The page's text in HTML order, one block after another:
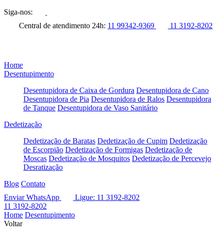
Siga-nos:
Central de atendimento 24h: 11 99342-9369 11 3192-8202
Home
Desentupimento
Desentupidora de Caixa de Gordura Desentupidora de Cano
Desentupidora de Pia Desentupidora de Ralos Desentupidora
de Tanque Desentupidora de Vaso Sanitário
Dedetização
Dedetização de Baratas Dedetização de Cupim Dedetização
de Escorpião Dedetização de Formigas Dedetização de
Moscas Dedetização de Mosquitos Dedetização de Percevejo
Desratização
Blog Contato
Enviar WhatsApp
Ligue: 11 3192-8202
11 3192-8202
Home Desentupimento
Voltar